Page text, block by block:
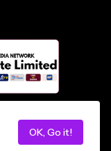
OK, Go it!